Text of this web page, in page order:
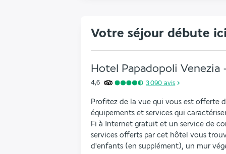
Votre séjour débute ici
Hotel Papadopoli Venezia
4,6 3 090 avis
Profitez de la vue qui vous est offerte
équipements et services qui
Fi à Internet gratuit et un service de
services offerts par cet hôtel vous
d'enfants (en supplément), un mur